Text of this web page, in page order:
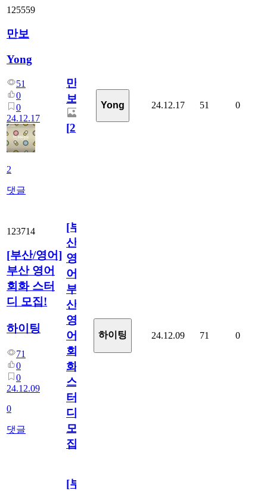
125559
만보
Yong
51
0
0
24.12.17
2
댓글
만
보
[2]
Yong 24.12.17 51 0
123714
[부산/영어]
부산 영어
회화 스터
디 모집!
하이팅
71
0
0
24.12.09
0
댓글
[부
산/
영
어]
부
산
영
어
회
화
스
터
디
모
집!
하이팅 24.12.09 71 0
[부